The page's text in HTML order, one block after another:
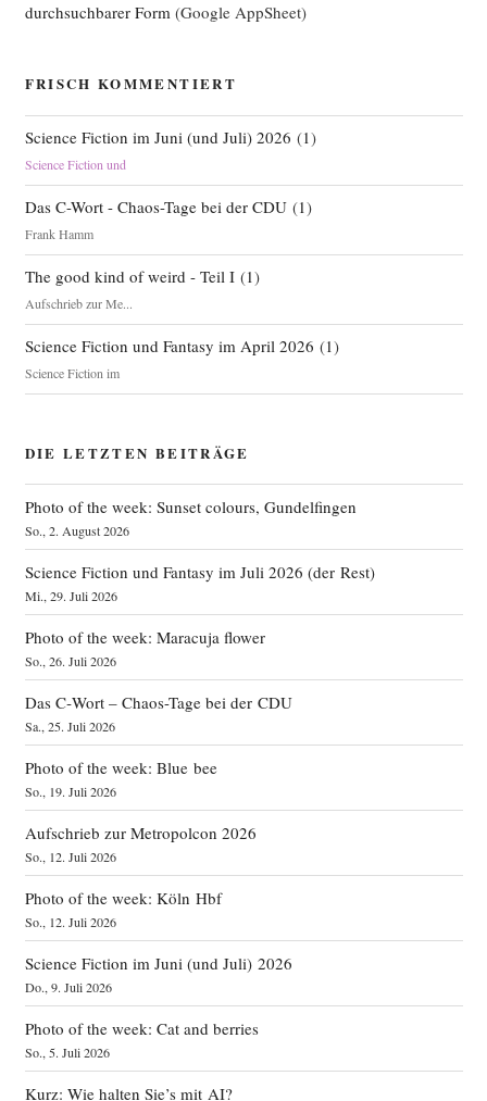
durchsuchbarer Form(Google AppSheet)
FRISCH KOMMENTIERT
Science Fiction im Juni (und Juli) 2026 (1)
Science Fiction und
Das C-Wort - Chaos-Tage bei der CDU(1)
Frank Hamm
The good kind of weird - Teil I(1)
Aufschrieb zur Me...
Science Fiction und Fantasy im April 2026 (1)
Science Fiction im
DIE LETZTEN BEITRÄGE
Photo of the week: Sunset colours, Gundelfingen
So., 2. August 2026
Science Fiction und Fantasy im Juli 2026 (der Rest)
Mi., 29. Juli 2026
Photo of the week: Maracuja flower
So., 26. Juli 2026
Das C‑Wort – Chaos-Tage bei der CDU
Sa., 25. Juli 2026
Photo of the week: Blue bee
So., 19. Juli 2026
Aufschrieb zur Metropolcon 2026
So., 12. Juli 2026
Photo of the week: Köln Hbf
So., 12. Juli 2026
Science Fiction im Juni (und Juli) 2026
Do., 9. Juli 2026
Photo of the week: Cat and berries
So., 5. Juli 2026
Kurz: Wie halten Sie’s mit AI?